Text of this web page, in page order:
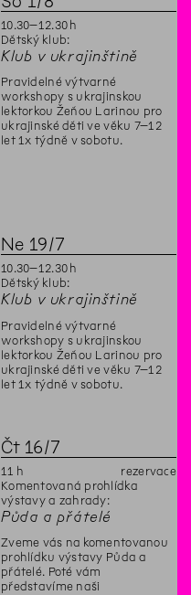
10.30–12.30 h
Dětský klub:
Klub v ukrajinštině
Pravidelné výtvarné
workshopy s ukrajinskou
lektorkou Žeňou Larinou pro
ukrajinské děti ve věku 7–12
let 1x týdně v sobotu.
Ne 19/7
10.30–12.30 h
Dětský klub:
Klub v ukrajinštině
Pravidelné výtvarné
workshopy s ukrajinskou
lektorkou Žeňou Larinou pro
ukrajinské děti ve věku 7–12
let 1x týdně v sobotu.
Čt 16/7
11 h
rezervace
Komentovaná prohlídka
výstavy a zahrady:
Půda a přátelé
Zveme vás na komentovanou
prohlídku výstavy Půda a
přátelé. Poté vám
představíme naši